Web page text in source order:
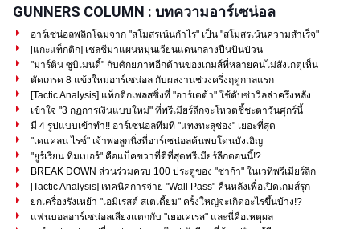
GUNNERS COLUMN : บทความอาร์เซน่อล
อาร์เซน่อลพลิกโฉมจาก "สโมสรเน้นกำไร" เป็น "สโมสรเน้นความสำเร็จ"
[แกะแท็กติก] เชลชีมาแผนหมุนเวียนแดนกลางปืนปั่นป่วน
"มาร์ติน ซูบิเมนดี้" กับศักยภาพอีกด้านของเกมส์ที่หลายคนไม่สังเกตุเห็น
ตัดเกรด 8 แข้งใหม่อาร์เซน่อล กับผลงานช่วงครึ่งฤดูกาลแรก
[Tactic Analysis] แท็กติกเพลสซิ่งที่ "อาร์เตต้า" ใช้ดับซ่าวิลล่าครึ่งหลัง
เข้าใจ "3 กฏการเงินแบบใหม่" ที่พรีเมียร์ลีกจะโหวตชี้ชะตาวันศุกร์นี้
มี 4 รูปแบบเข้าทำ!! อาร์เซน่อลทีมที่ "แทงทะลุช่อง" เยอะที่สุด
"เดแคลน ไรซ์" เจ้าพ่อลูกนิ่งที่อาร์เซน่อลค้นพบโดนบังเอิญ
"ยูร์เรียน ทิมเบอร์" คือแบ็คขวาที่ดีที่สุดพรีเมียร์ลีกตอนนี้!?
BREAK DOWN ส่วนร่วมครบ 100 ประตูของ "ซาก้า" ในเวทีพรีเมียร์ลีก
[Tactic Analysis] เทคนิคการจ่าย "Wall Pass" คืนหลังเพื่อเปิดเกมส์รุก
ยกเครื่องรังเหย้า "เอมิเรสต์ สเตเดี้ยม" ครั้งใหญ่จะเกิดอะไรขึ้นบ้าง!?
แฟนบอลอาร์เซน่อลเสียงแตกกับ "เยอเคเรส" และนี่คือเหตุผล